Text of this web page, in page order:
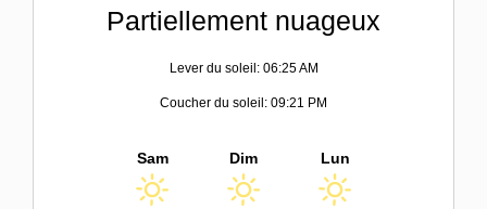
Partiellement nuageux
Lever du soleil: 06:25 AM
Coucher du soleil: 09:21 PM
Sam Dim Lun